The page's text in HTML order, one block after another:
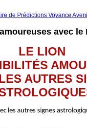
avec le
LE LION
AUTRES